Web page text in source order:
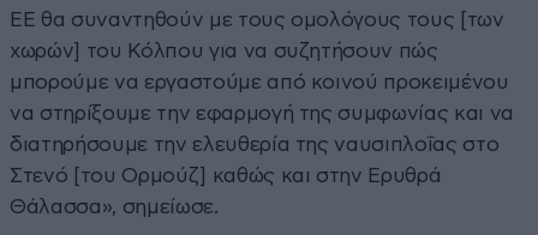
ΕΕ θα συναντηθούν με τους ομολόγους τους [των
χωρών] του Κόλπου για να συζητήσουν πώς
μπορούμε να εργαστούμε από κοινού προκειμένου
να στηρίξουμε την εφαρμογή της συμφωνίας και να
διατηρήσουμε την ελευθερία της ναυσιπλοΐας στο
Στενό [του Ορμούζ] καθώς και στην Ερυθρά
Θάλασσα», σημείωσε.